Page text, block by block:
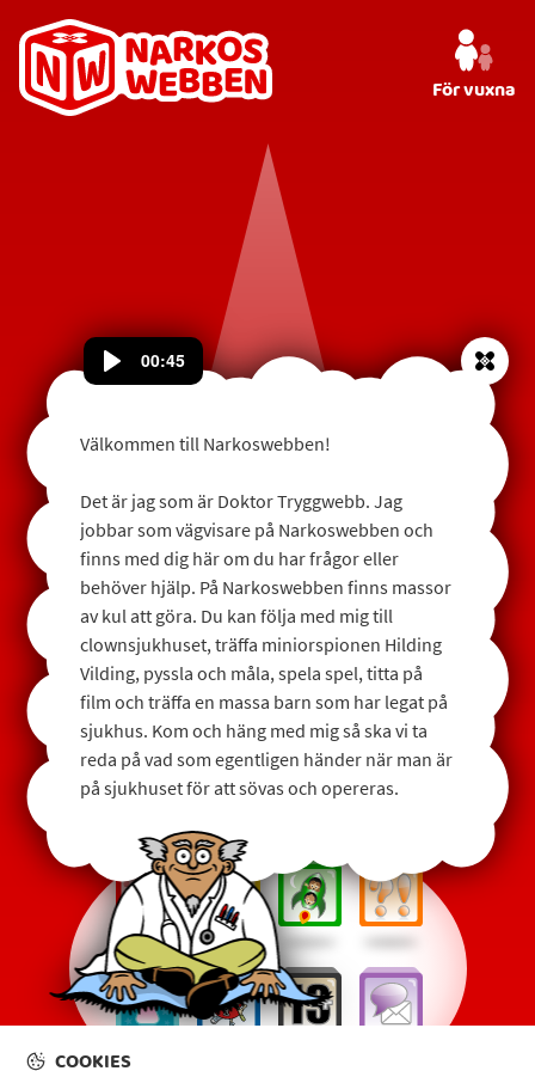
För vuxna
COOKIES
Stäng
00:45
Välkommen till Narkoswebben!
Det är jag som är Doktor Tryggwebb. Jag
jobbar som vägvisare på Narkoswebben och
finns med dig här om du har frågor eller
behöver hjälp. På Narkoswebben finns massor
av kul att göra. Du kan följa med mig till
clownsjukhuset, träffa miniorspionen Hilding
Vilding, pyssla och måla, spela spel, titta på
film och träffa en massa barn som har legat på
sjukhus. Kom och häng med mig så ska vi ta
reda på vad som egentligen händer när man är
på sjukhuset för att sövas och opereras.